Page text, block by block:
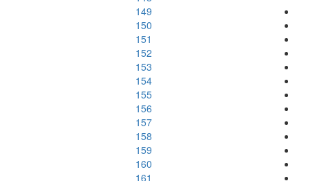
149
150
151
152
153
154
155
156
157
158
159
160
161